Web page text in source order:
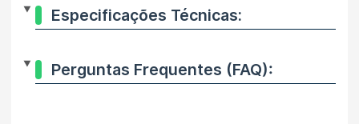
Especificações Técnicas:
Perguntas Frequentes (FAQ):